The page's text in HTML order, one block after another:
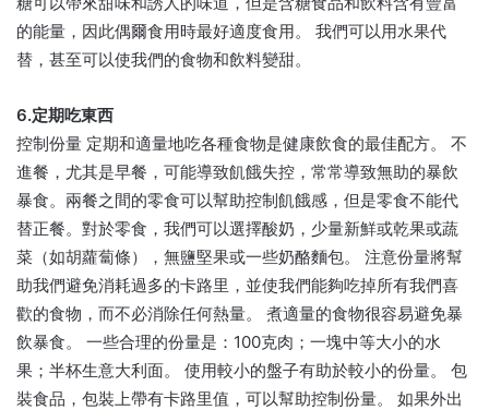
的能量，因此偶爾食用時最好適度食用。 我們可以用水果代
替，甚至可以使我們的食物和飲料變甜。
6.定期吃東西
控制份量 定期和適量地吃各種食物是健康飲食的最佳配方。 不
進餐，尤其是早餐，可能導致飢餓失控，常常導致無助的暴飲
暴食。兩餐之間的零食可以幫助控制飢餓感，但是零食不能代
替正餐。對於零食，我們可以選擇酸奶，少量新鮮或乾果或蔬
菜（如胡蘿蔔條），無鹽堅果或一些奶酪麵包。 注意份量將幫
助我們避免消耗過多的卡路里，並使我們能夠吃掉所有我們喜
歡的食物，而不必消除任何熱量。 煮適量的食物很容易避免暴
飲暴食。 一些合理的份量是：100克肉；一塊中等大小的水
果；半杯生意大利面。 使用較小的盤子有助於較小的份量。 包
裝食品，包裝上帶有卡路里值，可以幫助控制份量。 如果外出